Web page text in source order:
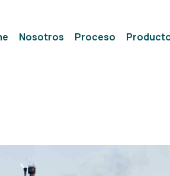
Nosotros Proceso